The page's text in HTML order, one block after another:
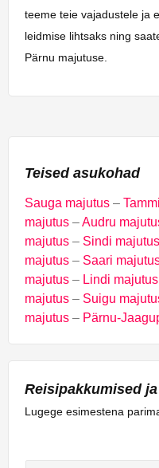
teeme teie vajadustele ja
leidmise lihtsaks ning
Pärnu majutuse.
Teised asukohad
Sauga majutus –
majutus –Audru
majutus – Sindi majutus
majutus – Saari
majutus – Lindi majutus
majutus – Suigu
majutus – Pärnu-
Reisipakkumised
Lugege esimestena